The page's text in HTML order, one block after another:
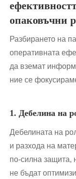
опаковъчни
Разбирането на
оперативната
да вземат
ние се
1. Дебелина на
Дебелината на
и разхода на
по-силна защита,
не бъдат